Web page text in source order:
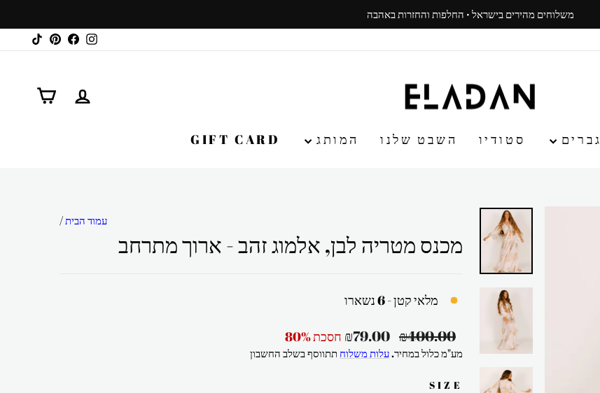
עצור
ניגון
משלוחים מהירים בישראל · החלפות והחזרות באהבה
Instagram
Facebook
Pinterest
התנתק
גברים סטודיו השבט שלנו המותג GIFT CARD
עמוד הבית/
מכנס מטריה לבן, אלמוג זהב - ארוך מתרחב
מלאי קטן - 6 נשארו
מחיר
רגיל
₪400.00 מחיר
מבצע
₪79.00 חסכת 80%
מע"מ כלול במחיר.עלות משלוח תתווסף בשלב החשבון
SIZE